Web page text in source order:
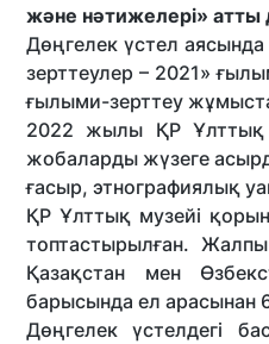
және нәтижелері» атты
Дөңгелек үстел
зерттеулер – 2021»
ғылыми-зерттеу
2022 жылы ҚР Ұлттық
жобаларды жүзеге
ғасыр, этнографиялық
ҚР Ұлттық музейі
топтастырылған.
Қазақстан мен
барысында ел арасынан
Дөңгелек үстелдегі